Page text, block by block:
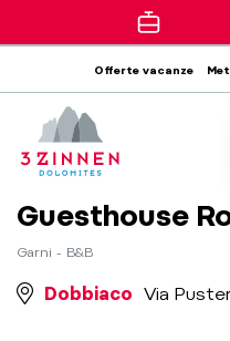
Offerte vacanze
Guesthouse
Garni - B&B
Dobbiaco Via